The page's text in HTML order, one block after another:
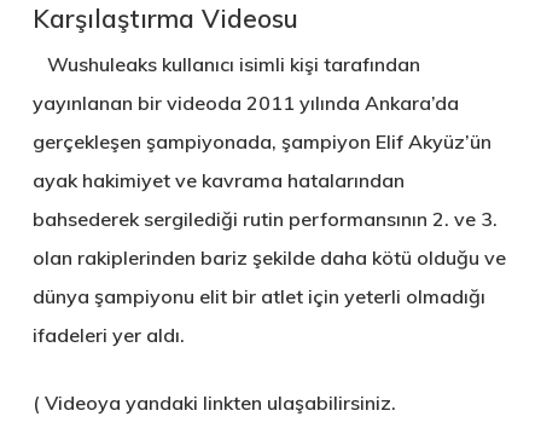
Karşılaştırma Videosu
Wushuleaks kullanıcı isimli kişi tarafından
yayınlanan bir videoda 2011 yılında Ankara’da
gerçekleşen şampiyonada, şampiyon Elif Akyüz’ün
ayak hakimiyet ve kavrama hatalarından
bahsederek sergilediği rutin performansının 2. ve 3.
olan rakiplerinden bariz şekilde daha kötü olduğu ve
dünya şampiyonu elit bir atlet için yeterli olmadığı
ifadeleri yer aldı.
( Videoya yandaki linkten ulaşabilirsiniz.